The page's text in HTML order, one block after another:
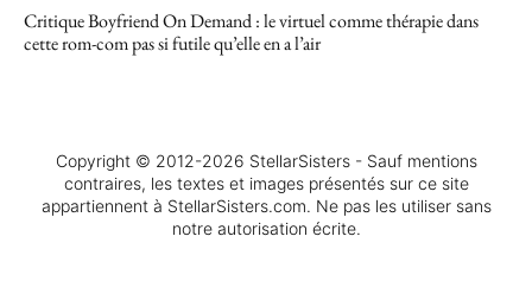
Critique Boyfriend On Demand : le virtuel comme thérapie dans
cette rom-com pas si futile qu’elle en a l’air
Copyright © 2012-2026 StellarSisters - Sauf mentions
contraires, les textes et images présentés sur ce site
appartiennent à StellarSisters.com. Ne pas les utiliser sans
notre autorisation écrite.